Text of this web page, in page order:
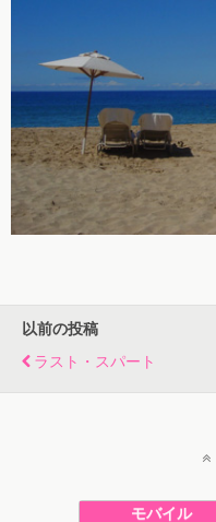
以前の投稿
ラスト・スパート
モバイル